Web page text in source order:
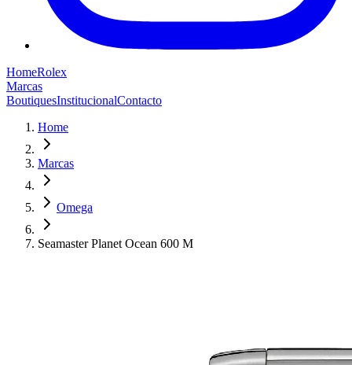
HomeRolex
Marcas
BoutiquesInstitucionalContacto
Home
Marcas
Omega
Seamaster Planet Ocean 600 M